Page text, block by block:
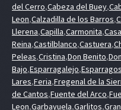
del Cerro,Cabeza del Buey,
Leon,Calzadilla de los Barros,
Llerena,Capilla,Carmonita,
Reina,Castilblanco,Castuera,
Peleas,Cristina,Don Benito,
Bajo,Esparragalejo,
Lares,Feria,Fregenal de la
de Cantos,Fuente del Arco,
Leon,Garbayuela,Garlitos,